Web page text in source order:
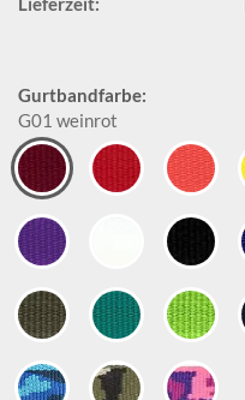
Gurtbandfarbe:
G01 weinrot